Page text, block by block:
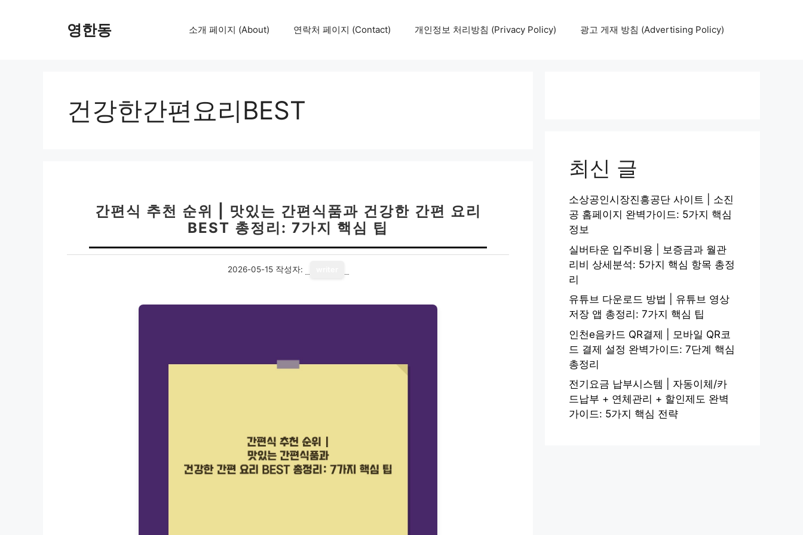
영한동 소개 페이지 (About) 연락처 페이지 (Contact) 개인정보 처리방침 (Privacy Policy) 광고 게재 방침 (Advertising Policy)
건강한간편요리BEST
간편식 추천 순위 | 맛있는 간편식품과 건강한 간편 요리
BEST 총정리: 7가지 핵심 팁
2026-05-15 작성자:
최신 글
소상공인시장진흥공단 사이트 | 소진
공 홈페이지 완벽가이드: 5가지 핵심
정보
실버타운 입주비용 | 보증금과 월관
리비 상세분석: 5가지 핵심 항목 총정
리
유튜브 다운로드 방법 | 유튜브 영상
저장 앱 총정리: 7가지 핵심 팁
인천e음카드 QR결제 | 모바일 QR코
드 결제 설정 완벽가이드: 7단계 핵심
총정리
전기요금 납부시스템 | 자동이체/카
드납부 + 연체관리 + 할인제도 완벽
가이드: 5가지 핵심 전략